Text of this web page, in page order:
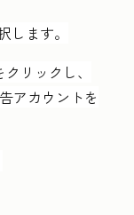
します。
リックし、
アカウントを